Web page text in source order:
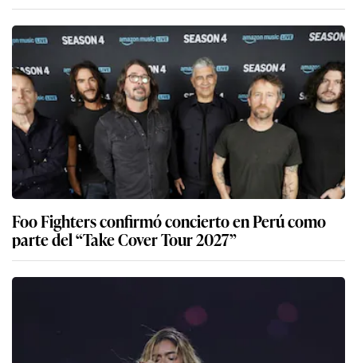
Foo Fighters confirmó concierto en Perú como
parte del “Take Cover Tour 2027”